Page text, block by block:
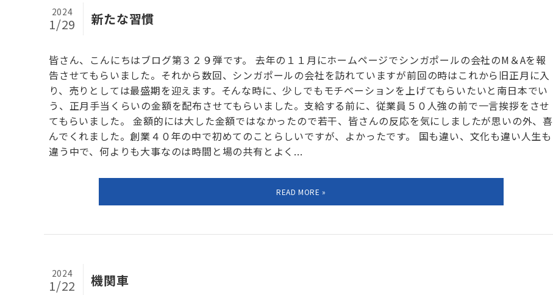
新たな習慣
2024
1/29
皆さん、こんにちはブログ第３２９弾です。 去年の１１月にホームページでシンガポールの会社のM＆Aを報
告させてもらいました。それから数回、シンガポールの会社を訪れていますが前回の時はこれから旧正月に入
り、売りとしては最盛期を迎えます。そんな時に、少しでもモチベーションを上げてもらいたいと南日本でい
う、正月手当くらいの金額を配布させてもらいました。支給する前に、従業員５０人強の前で一言挨拶をさせ
てもらいました。 金額的には大した金額ではなかったので若干、皆さんの反応を気にしましたが思いの外、喜
んでくれました。創業４０年の中で初めてのことらしいですが、よかったです。 国も違い、文化も違い人生も
違う中で、何よりも大事なのは時間と場の共有とよく...
機関車
2024
1/22